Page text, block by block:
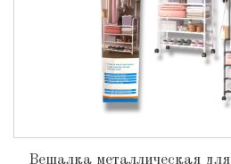
Вешалка металлическая